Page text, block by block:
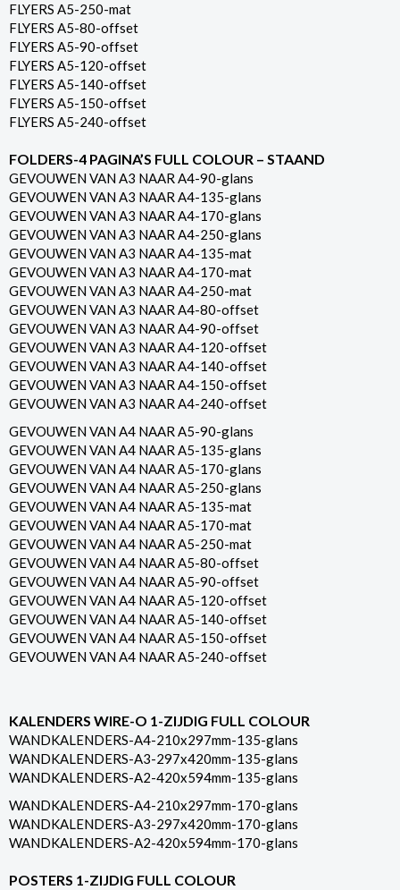
FLYERS A5-250-mat
FLYERS A5-80-offset
FLYERS A5-90-offset
FLYERS A5-120-offset
FLYERS A5-140-offset
FLYERS A5-150-offset
FLYERS A5-240-offset
FOLDERS-4 PAGINA’S FULL COLOUR – STAAND
GEVOUWEN VAN A3 NAAR A4-90-glans
GEVOUWEN VAN A3 NAAR A4-135-glans
GEVOUWEN VAN A3 NAAR A4-170-glans
GEVOUWEN VAN A3 NAAR A4-250-glans
GEVOUWEN VAN A3 NAAR A4-135-mat
GEVOUWEN VAN A3 NAAR A4-170-mat
GEVOUWEN VAN A3 NAAR A4-250-mat
GEVOUWEN VAN A3 NAAR A4-80-offset
GEVOUWEN VAN A3 NAAR A4-90-offset
GEVOUWEN VAN A3 NAAR A4-120-offset
GEVOUWEN VAN A3 NAAR A4-140-offset
GEVOUWEN VAN A3 NAAR A4-150-offset
GEVOUWEN VAN A3 NAAR A4-240-offset
GEVOUWEN VAN A4 NAAR A5-90-glans
GEVOUWEN VAN A4 NAAR A5-135-glans
GEVOUWEN VAN A4 NAAR A5-170-glans
GEVOUWEN VAN A4 NAAR A5-250-glans
GEVOUWEN VAN A4 NAAR A5-135-mat
GEVOUWEN VAN A4 NAAR A5-170-mat
GEVOUWEN VAN A4 NAAR A5-250-mat
GEVOUWEN VAN A4 NAAR A5-80-offset
GEVOUWEN VAN A4 NAAR A5-90-offset
GEVOUWEN VAN A4 NAAR A5-120-offset
GEVOUWEN VAN A4 NAAR A5-140-offset
GEVOUWEN VAN A4 NAAR A5-150-offset
GEVOUWEN VAN A4 NAAR A5-240-offset
KALENDERS WIRE-O 1-ZIJDIG FULL COLOUR
WANDKALENDERS-A4-210x297mm-135-glans
WANDKALENDERS-A3-297x420mm-135-glans
WANDKALENDERS-A2-420x594mm-135-glans
WANDKALENDERS-A4-210x297mm-170-glans
WANDKALENDERS-A3-297x420mm-170-glans
WANDKALENDERS-A2-420x594mm-170-glans
POSTERS 1-ZIJDIG FULL COLOUR